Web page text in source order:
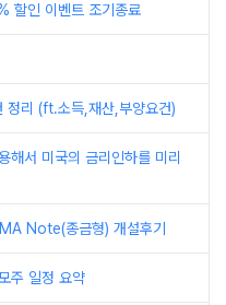
할인 이벤트 조기종료
정리 (ft.소득,재산,부양요건)
서 미국의 금리인하를 미리
Note(종금형) 개설후기
주 일정 요약